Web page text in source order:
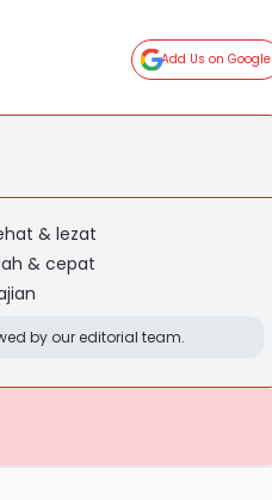
Add Us on Google
& lezat
& cepat
by our editorial team.